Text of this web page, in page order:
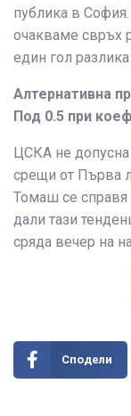
публика в
очакваме свръх
един гол
Алтернативна
Под 0.5 при
ЦСКА не допусна
срещи от Първа
Томаш се
дали тази
сряда вечер на
Сподели